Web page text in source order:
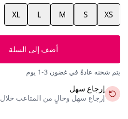
XS
S
M
L
XL
أضف إلى السلة
يتم شحنه عادةً في غضون 3-1 يوم
إرجاع سهل
إرجاع سهل وخالٍ من المتاعب خلال 14 يومًا